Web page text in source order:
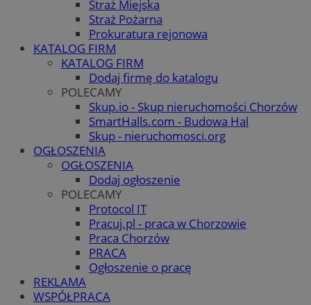
Straż Miejska
Straż Pożarna
Prokuratura rejonowa
KATALOG FIRM
KATALOG FIRM
Dodaj firmę do katalogu
POLECAMY
Skup.io - Skup nieruchomości Chorzów
SmartHalls.com - Budowa Hal
Skup - nieruchomosci.org
OGŁOSZENIA
OGŁOSZENIA
Dodaj ogłoszenie
POLECAMY
Protocol IT
Pracuj.pl - praca w Chorzowie
Praca Chorzów
PRACA
Ogłoszenie o pracę
REKLAMA
WSPÓŁPRACA